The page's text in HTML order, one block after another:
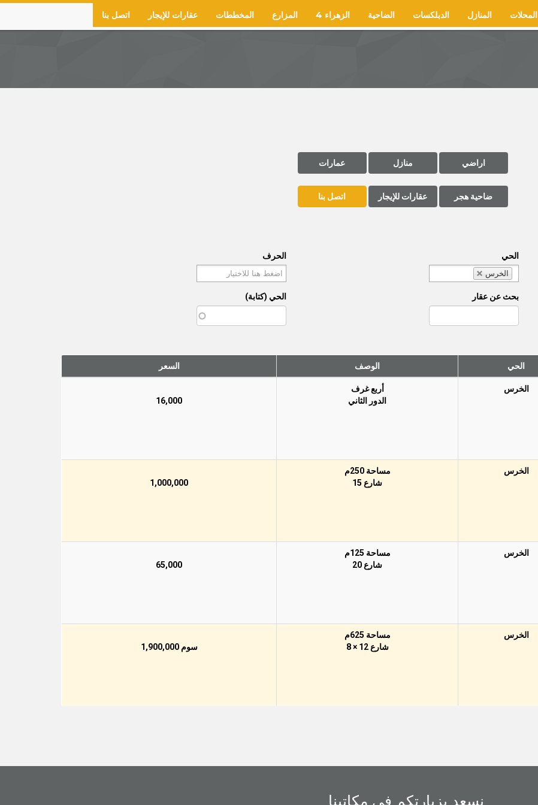
اتصل بنا عقارات للإيجار المخططات المزارع الزهراء 4 الضاحية الدبلكسات المنازل المحلات
اراضي منازل عمارات
ضاحية هجر عقارات للإيجار اتصل بنا
الحي
الخرس
بحث عن عقار
الحرف
الحي (كتابة)
الحي الوصف السعر
الخرس
أربع غرف
الدور الثاني
16,000
الخرس
مساحة 250م
شارع 15
1,000,000
الخرس
مساحة 125م
شارع 20
65,000
الخرس
مساحة 625م
شارع 12 × 8
سوم 1,900,000
نسعد بزيارتكم في مكاتبنا